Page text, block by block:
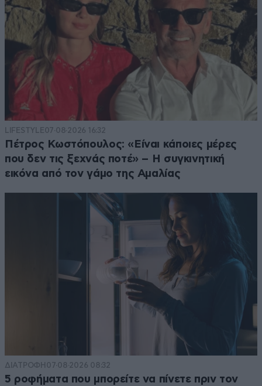
LIFESTYLE07·08·2026 16:32
Πέτρος Κωστόπουλος: «Είναι κάποιες μέρες
που δεν τις ξεχνάς ποτέ» – Η συγκινητική
εικόνα από τον γάμο της Αμαλίας
ΔΙΑΤΡΟΦΗ 07·08·2026 08:32
5 ροφήματα που μπορείτε να πίνετε πριν τον